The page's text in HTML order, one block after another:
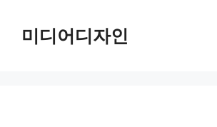
미디어디자인